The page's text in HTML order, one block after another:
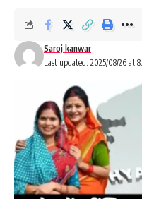
Last updated: 2025/08/26 at
Saroj kanwar